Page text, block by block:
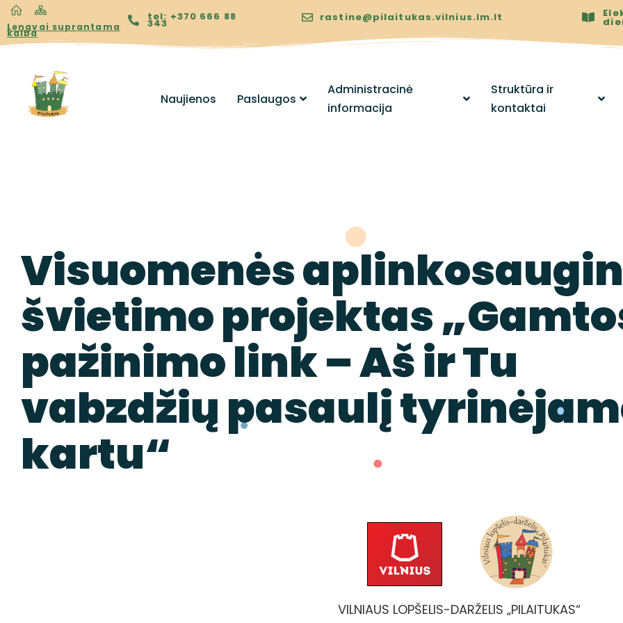
Lengvai suprantama
kalba
tel: +370 666 88
343 rastine@pilaitukas.vilnius.lm.lt
Naujienos Paslaugos
Administracinė
informacija
Struktūra ir
kontaktai
Visuomenės
švietimo projektas
pažinimo link – Aš ir Tu
vabzdžių pasaulį
kartu“
VILNIAUS LOPŠELIS-DARŽELIS „PILAITUKAS“